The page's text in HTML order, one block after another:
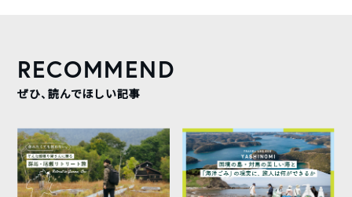
RECOMMEND
ぜひ、読んでほしい記事